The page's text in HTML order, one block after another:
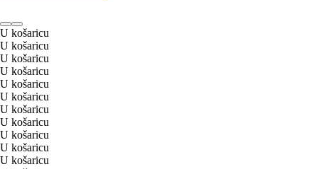
U košaricu
U košaricu
U košaricu
U košaricu
U košaricu
U košaricu
U košaricu
U košaricu
U košaricu
U košaricu
U košaricu